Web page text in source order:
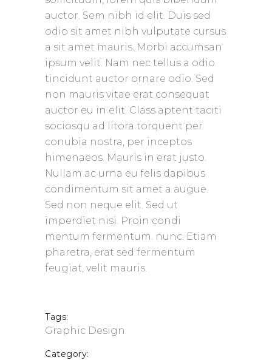
auctor. Sem nibh id elit. Duis sed
odio sit amet nibh vulputate cursus
a sit amet mauris. Morbi accumsan
ipsum velit. Nam nec tellus a odio
tincidunt auctor ornare odio. Sed
non mauris vitae erat consequat
auctor eu in elit. Class aptent taciti
sociosqu ad litora torquent per
conubia nostra, per inceptos
himenaeos. Mauris in erat justo.
Nullam ac urna eu felis dapibus
condimentum sit amet a augue.
Sed non neque elit. Sed ut
imperdiet nisi. Proin condi
mentum fermentum. nunc. Etiam
pharetra, erat sed fermentum
feugiat, velit mauris.
Tags:
Graphic Design
Category: